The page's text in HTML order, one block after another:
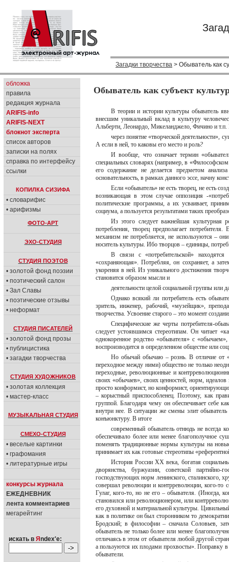
Загадки творчества > Обыватель как
обложка
правила
редакция журнала
ARIFIS-info
ARIFIS-NEXT
блокнот эксперта
список авторов
записки на полях
справка по интерфейсу
ссылки
КОПИЛКА СИЗИФА
• словарифис
• арифизмы
ФОТО-АРТ
ЭХО-СТУДИЯ
СТУДИЯ ПОЭТОВ
• золотой фонд поэзии
• поэтический салон
• Зал Славы
• поэтические отзывы
• неформат
СТУДИЯ ПИСАТЕЛЕЙ
• золотой фонд прозы
• публицистика
• загадки творчества
СТУДИЯ ХУДОЖНИКОВ
• золотая коллекция
• мастер-класс
МУЗЫКАЛЬНАЯ СТУДИЯ
СМЕХО-СТУДИЯ
• веселые картинки
• графомания
• литературные игры
конкурсы журнала
ЕЖЕДНЕВНИК
лента комментариев
мегарейтинг
искать в Я ndex'е:
Обыватель как субъект
В теории и истории культуры обыватель
внесшим уникальный вклад в культуру
Альберти, Леонардо, Микеланджело, Фичино и т.п.
через понятие «творческой деятельности»,
А если в ней, то каковы его место и роль?
И вообще, что означает термин
специальных словарях (например, в
его содержание не делается предметом
основательность, в рамках данного эссе, начну
Если «обыватель» не есть творец, не есть
возникающая в этом случае оппозиция -
политические программы, а их усваивает,
социума, а пользуется результатами таких
Из этого следует важнейшая культурная
потребления, творец предполагает
механизм не потребляется, не используются –
носитель культуры. Ибо творцов – единицы,
В связи с «потребительской»
«сохраняющая». Потребляя, он сохраняет, а
укореняя в ней. Из уникального достижения
становится образом мысли и
деятельности целой социальной группы или
Однако всякий ли потребитель есть
зритель, инженер, рабочий, «музейщик»,
творчества. Усвоение старого – это момент
Специфические же черты потребителя-
следует устоявшимся стереотипам. Он читает
однокоренное родство «обывателя» с «обычаем»,
воспроизводится в определенном обществе или
Но обычай обычаю – рознь. В отличие от
переходное между ними) общество не только
переходные, революционные и
своих «обычаев», своих ценностей, норм,
просто конформист, но конформист,
– корыстный приспособленец. Поэтому, как
группой. Благодаря чему он обеспечивает себе
внутри нее. В ситуации же смены элит
конъюнктуру. В итоге
современный обыватель отнюдь не всегда
обеспечивало более или менее благополучное
поменять традиционные нормы культуры на
принимает их как готовые стереотипы
История России XX века, богатая
дворянства, буржуазии, советской
господствующих норм ленинского, сталинского,
совершал революции и контрреволюции, кого-
Гулаг, кого-то, но не его – обывателя. (Иногда,
становился или революционером, или
его духовной и материальной культуры.
как в политике он был сторонником то
Бродский; в философии – сначала Соловьев,
обыватель не только более или менее
отличаясь в этом от обывателя любой другой
а пользуются их плодами прохвосты». Поправку
обыватели.